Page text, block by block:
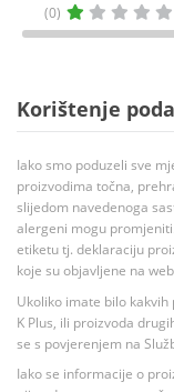
(0)
Korištenje
Iako smo poduzeli sve
proizvodima točna,
slijedom navedenoga
alergeni mogu
etiketu tj. deklaraciju
koje su objavljene na
Ukoliko imate bilo
K Plus, ili proizvoda
se s povjerenjem na
Iako se informacije o